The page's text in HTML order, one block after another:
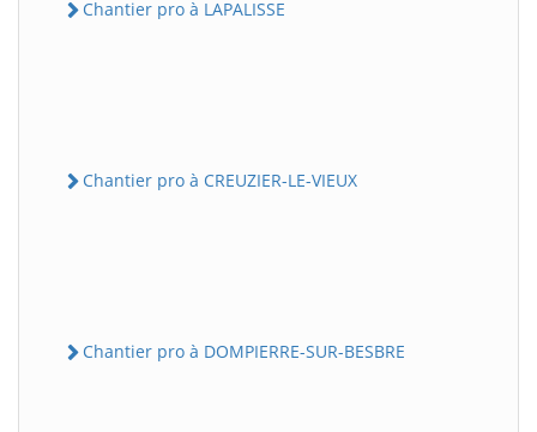
Chantier pro à LAPALISSE
Chantier pro à CREUZIER-LE-VIEUX
Chantier pro à DOMPIERRE-SUR-BESBRE